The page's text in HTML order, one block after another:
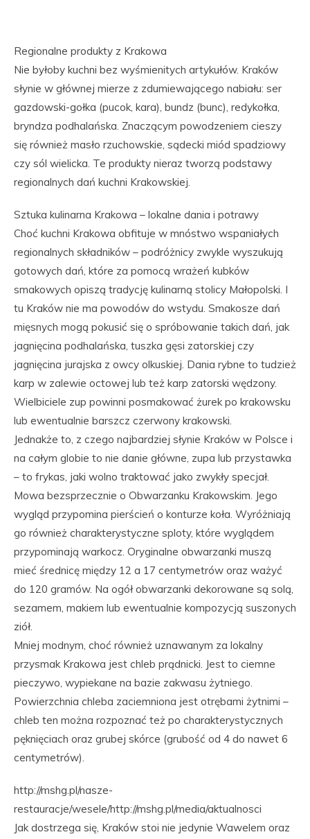
Regionalne produkty z Krakowa
Nie byłoby kuchni bez wyśmienitych artykułów. Kraków
słynie w głównej mierze z zdumiewającego nabiału: ser
gazdowski-gołka (pucok, kara), bundz (bunc), redykołka,
bryndza podhalańska. Znaczącym powodzeniem cieszy
się również masło rzuchowskie, sądecki miód spadziowy
czy sól wielicka. Te produkty nieraz tworzą podstawy
regionalnych dań kuchni Krakowskiej.
Sztuka kulinarna Krakowa – lokalne dania i potrawy
Choć kuchni Krakowa obfituje w mnóstwo wspaniałych
regionalnych składników – podróżnicy zwykle wyszukują
gotowych dań, które za pomocą wrażeń kubków
smakowych opiszą tradycję kulinarną stolicy Małopolski. I
tu Kraków nie ma powodów do wstydu. Smakosze dań
mięsnych mogą pokusić się o spróbowanie takich dań, jak
jagnięcina podhalańska, tuszka gęsi zatorskiej czy
jagnięcina jurajska z owcy olkuskiej. Dania rybne to tudzież
karp w zalewie octowej lub też karp zatorski wędzony.
Wielbiciele zup powinni posmakować żurek po krakowsku
lub ewentualnie barszcz czerwony krakowski.
Jednakże to, z czego najbardziej słynie Kraków w Polsce i
na całym globie to nie danie główne, zupa lub przystawka
– to frykas, jaki wolno traktować jako zwykły specjał.
Mowa bezsprzecznie o Obwarzanku Krakowskim. Jego
wygląd przypomina pierścień o konturze koła. Wyróżniają
go również charakterystyczne sploty, które wyglądem
przypominają warkocz. Oryginalne obwarzanki muszą
mieć średnicę między 12 a 17 centymetrów oraz ważyć
do 120 gramów. Na ogół obwarzanki dekorowane są solą,
sezamem, makiem lub ewentualnie kompozycją suszonych
ziół.
Mniej modnym, choć również uznawanym za lokalny
przysmak Krakowa jest chleb prądnicki. Jest to ciemne
pieczywo, wypiekane na bazie zakwasu żytniego.
Powierzchnia chleba zaciemniona jest otrębami żytnimi –
chleb ten można rozpoznać też po charakterystycznych
pęknięciach oraz grubej skórce (grubość od 4 do nawet 6
centymetrów).
http://mshg.pl/nasze-
restauracje/wesele/http://mshg.pl/media/aktualnosci
Jak dostrzega się, Kraków stoi nie jedynie Wawelem oraz